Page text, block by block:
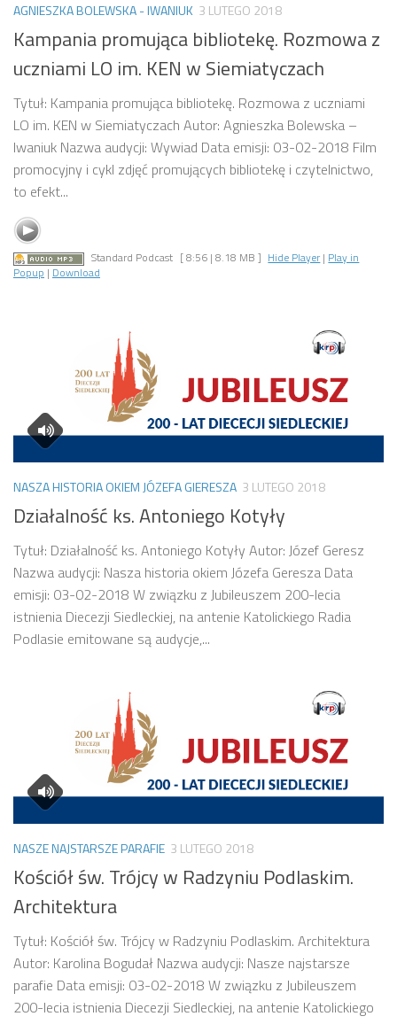
AGNIESZKA BOLEWSKA - IWANIUK 3 LUTEGO 2018
Kampania promująca bibliotekę. Rozmowa z
uczniami LO im. KEN w Siemiatyczach
Tytuł: Kampania promująca bibliotekę. Rozmowa z uczniami
LO im. KEN w Siemiatyczach Autor: Agnieszka Bolewska –
Iwaniuk Nazwa audycji: Wywiad Data emisji: 03-02-2018 Film
promocyjny i cykl zdjęć promujących bibliotekę i czytelnictwo,
to efekt...
Standard Podcast [ 8:56 | 8.18 MB ] Hide Player | Play in
Popup | Download
NASZA HISTORIA OKIEM JÓZEFA GIERESZA 3 LUTEGO 2018
Działalność ks. Antoniego Kotyły
Tytuł: Działalność ks. Antoniego Kotyły Autor: Józef Geresz
Nazwa audycji: Nasza historia okiem Józefa Geresza Data
emisji: 03-02-2018 W związku z Jubileuszem 200-lecia
istnienia Diecezji Siedleckiej, na antenie Katolickiego Radia
Podlasie emitowane są audycje,...
NASZE NAJSTARSZE PARAFIE 3 LUTEGO 2018
Kościół św. Trójcy w Radzyniu Podlaskim.
Architektura
Tytuł: Kościół św. Trójcy w Radzyniu Podlaskim. Architektura
Autor: Karolina Bogudał Nazwa audycji: Nasze najstarsze
parafie Data emisji: 03-02-2018 W związku z Jubileuszem
200-lecia istnienia Diecezji Siedleckiej, na antenie Katolickiego